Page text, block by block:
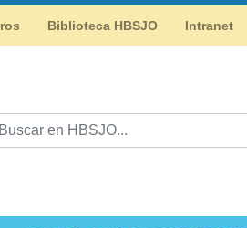
Biblioteca HBSJO Intranet